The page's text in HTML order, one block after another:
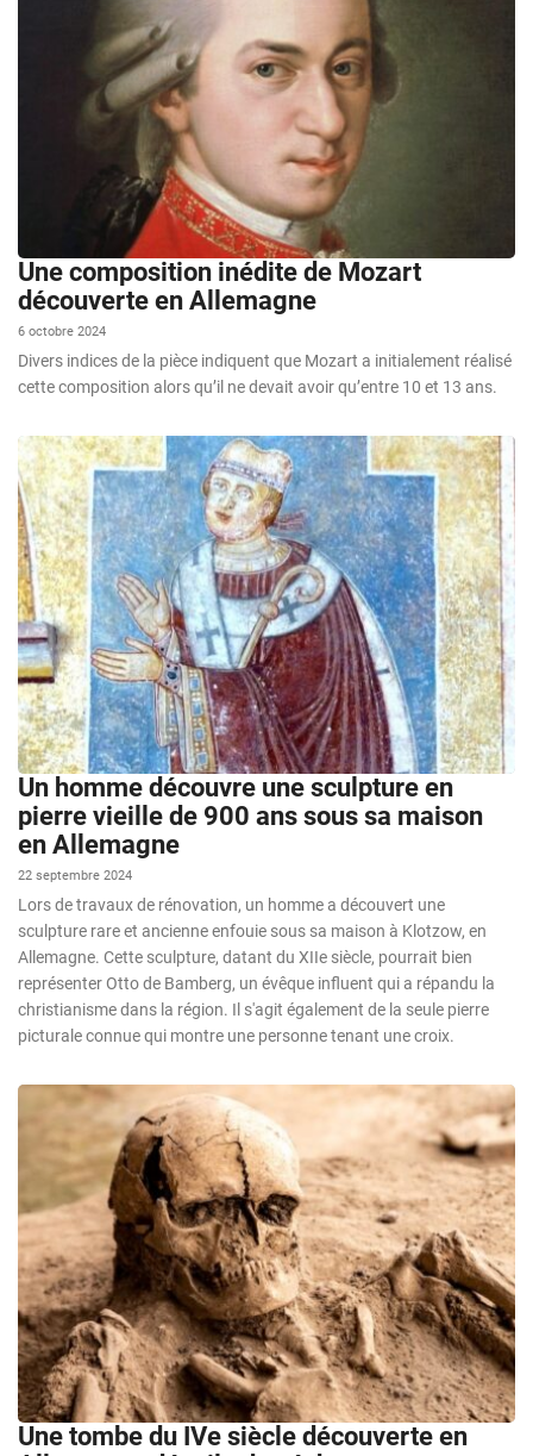
Une composition inédite de Mozart
découverte en Allemagne
6 octobre 2024
Divers indices de la pièce indiquent que Mozart a initialement réalisé
cette composition alors qu’il ne devait avoir qu’entre 10 et 13 ans.
Un homme découvre une sculpture en
pierre vieille de 900 ans sous sa maison
en Allemagne
22 septembre 2024
Lors de travaux de rénovation, un homme a découvert une
sculpture rare et ancienne enfouie sous sa maison à Klotzow, en
Allemagne. Cette sculpture, datant du XIIe siècle, pourrait bien
représenter Otto de Bamberg, un évêque influent qui a répandu la
christianisme dans la région. Il s'agit également de la seule pierre
picturale connue qui montre une personne tenant une croix.
Une tombe du IVe siècle découverte en